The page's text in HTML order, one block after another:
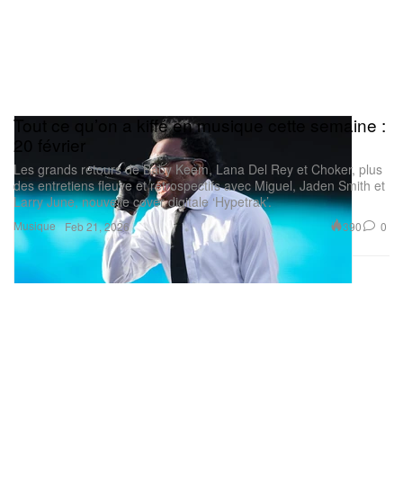
Musique
Tout ce qu’on a kiffé en musique cette semaine :
20 février
Les grands retours de Baby Keem, Lana Del Rey et Choker, plus
des entretiens fleuve et rétrospectifs avec Miguel, Jaden Smith et
Larry June, nouvelle cover digitale ‘Hypetrak’.
Feb 21, 2026 390 0